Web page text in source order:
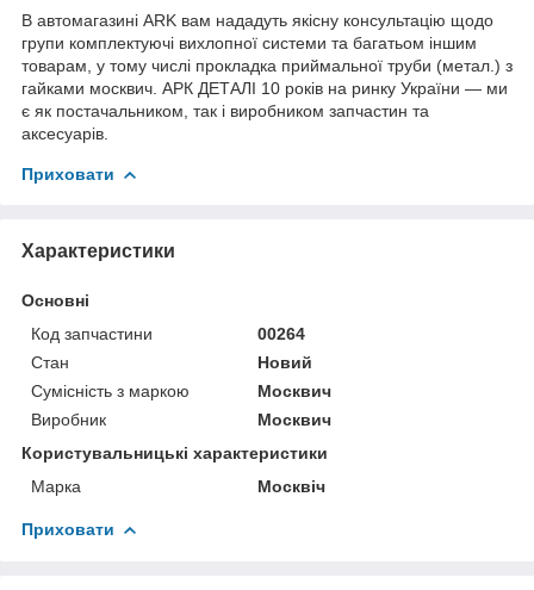
В автомагазині ARK вам нададуть якісну консультацію щодо
групи комплектуючі вихлопної системи та багатьом іншим
товарам, у тому числі прокладка приймальної труби (метал.) з
гайками москвич. АРК ДЕТАЛІ 10 років на ринку України — ми
є як постачальником, так і виробником запчастин та
аксесуарів.
Приховати
Характеристики
Основні
Код запчастини
00264
Стан
Новий
Сумісність з маркою
Москвич
Виробник
Москвич
Користувальницькі характеристики
Марка
Москвіч
Приховати